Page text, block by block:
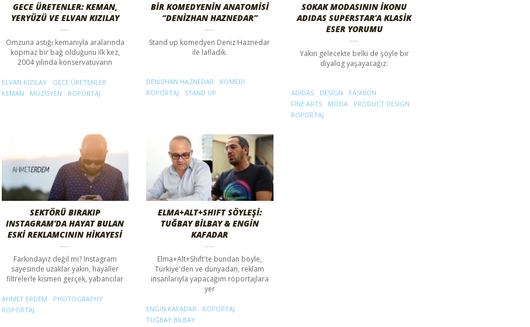
GECE ÜRETENLER: KEMAN,
YERYÜZÜ VE ELVAN KIZILAY
Omzuna astığı kemanıyla aralarında
kopmaz bir bağ olduğunu ilk kez,
2004 yılında konservatuvarın
ELVAN KIZILAY
GECE ÜRETENLER
KEMAN
MÜZISYEN RÖPORTAJ
BIR KOMEDYENIN ANATOMISI
“DENIZHAN HAZNEDAR”
Stand up komedyen Deniz Haznedar
ile lafladık.
DENIZHAN HAZNEDAR
KOMEDI
RÖPORTAJ
STAND UP
SOKAK MODASININ İKONU
ADIDAS SUPERSTAR’A KLASİK
ESER YORUMU
Yakın gelecekte belki de şöyle bir
diyalog yaşayacağız:
ADIDAS DESIGN
FASHION
FINE ARTS
MODA
PRODUCT DESIGN
RÖPORTAJ
SEKTÖRÜ BIRAKIP
INSTAGRAM’DA HAYAT BULAN
ESKİ REKLAMCININ HİKAYESİ
Farkındayız değil mi? Instagram
sayesinde uzaklar yakın, hayaller
filtrelerle kısmen gerçek, yabancılar
AHMET ERDEM
PHOTOGRAPHY
RÖPORTAJ
ELMA+ALT+SHIFT SÖYLEŞİ:
TUĞBAY BİLBAY & ENGİN
KAFADAR
Elma+Alt+Shift'te bundan böyle,
Türkiye'den ve dünyadan, reklam
insanlarıyla yapacağım röportajlara
yer
ENGIN KAFADAR
RÖPORTAJ
TUĞBAY BILBAY